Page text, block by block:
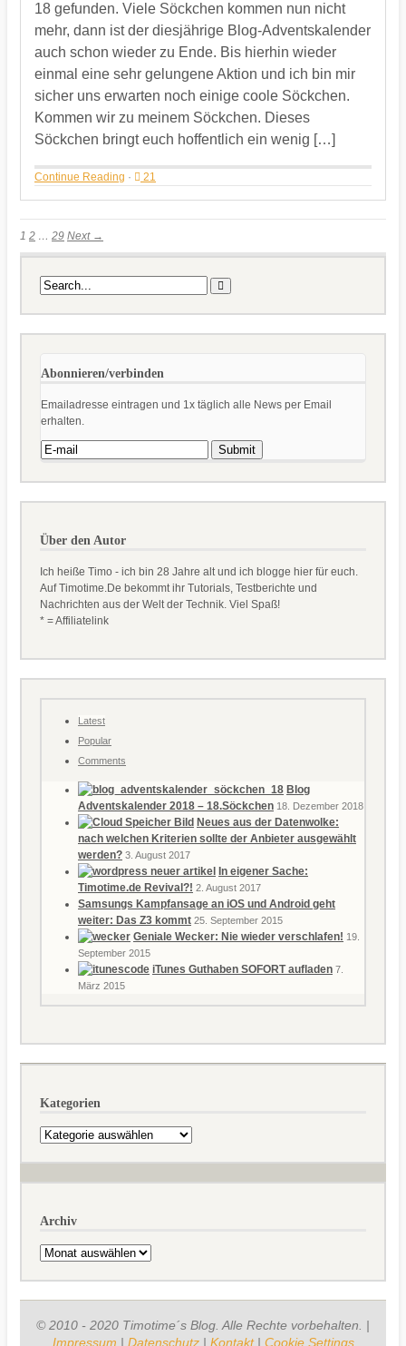
18 gefunden. Viele Söckchen kommen nun nicht
mehr, dann ist der diesjährige Blog-Adventskalender
auch schon wieder zu Ende. Bis hierhin wieder
einmal eine sehr gelungene Aktion und ich bin mir
sicher uns erwarten noch einige coole Söckchen.
Kommen wir zu meinem Söckchen. Dieses
Söckchen bringt euch hoffentlich ein wenig […]
Continue Reading · 21
1 2 … 29 Next →
Abonnieren/verbinden
Emailadresse eintragen und 1x täglich alle News per Email
erhalten.
Über den Autor
Ich heiße Timo - ich bin 28 Jahre alt und ich blogge hier für euch.
Auf Timotime.De bekommt ihr Tutorials, Testberichte und
Nachrichten aus der Welt der Technik. Viel Spaß!
* = Affiliatelink
Latest
Popular
Comments
Blog
Adventskalender 2018 – 18.Söckchen 18. Dezember 2018
Neues aus der Datenwolke:
nach welchen Kriterien sollte der Anbieter ausgewählt
werden? 3. August 2017
In eigener Sache:
Timotime.de Revival?! 2. August 2017
Samsungs Kampfansage an iOS und Android geht
weiter: Das Z3 kommt 25. September 2015
Geniale Wecker: Nie wieder verschlafen! 19.
September 2015
iTunes Guthaben SOFORT aufladen 7.
März 2015
Kategorien
Kategorien
Archiv
Archiv
© 2010 - 2020 Timotime´s Blog. Alle Rechte vorbehalten. |
Impressum | Datenschutz| Kontakt| Cookie Settings